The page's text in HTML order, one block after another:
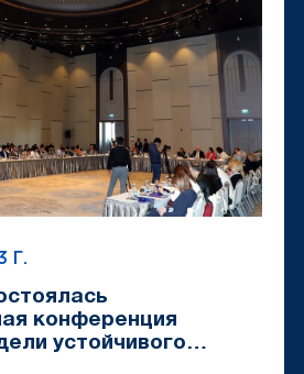
Г.
конференция
устойчивого